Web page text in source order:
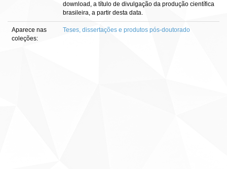
download, a título de divulgação da produção científica
brasileira, a partir desta data.
Aparece nas
coleções:
Teses, dissertações e produtos pós-doutorado